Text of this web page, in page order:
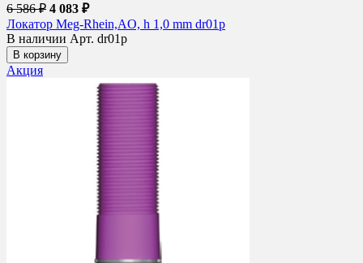
6 586 ₽ 4 083 ₽
Локатор Meg-Rhein,AO, h 1,0 mm dr01p
В наличии Арт. dr01p
В корзину
Акция